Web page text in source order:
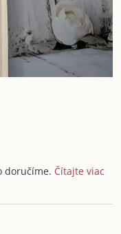
doručíme. Čítajte viac